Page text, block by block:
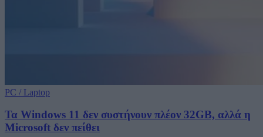
PC / Laptop
Τα Windows 11 δεν συστήνουν πλέον 32GB, αλλά η
Microsoft δεν πείθει